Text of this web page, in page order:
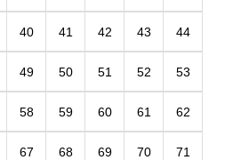
40 41 42 43 44
49 50 51 52 53
58 59 60 61 62
67 68 69 70 71